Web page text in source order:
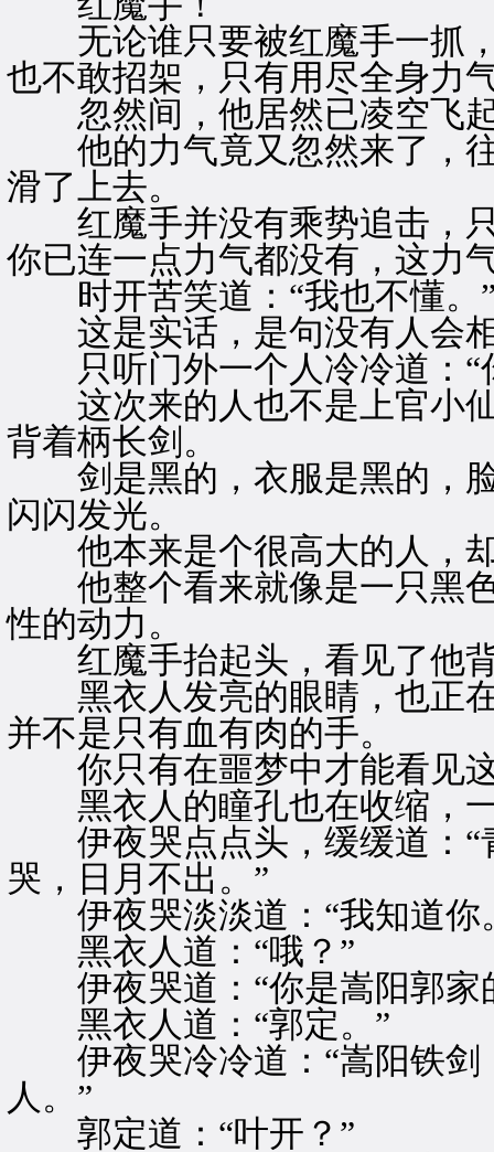
无论谁只要被红魔手一抓，
也不敢招架，只有用尽全身力
忽然间，他居然已凌空飞
他的力气竟又忽然来了，往
滑了上去。
红魔手并没有乘势追击，只
你已连一点力气都没有，这力
时开苦笑道：“我也不懂。
这是实话，是句没有人会
只听门外一个人冷冷道：“
这次来的人也不是上官小仙
背着柄长剑。
剑是黑的，衣服是黑的，脸
闪闪发光。
他本来是个很高大的人，
他整个看来就像是一只黑色
性的动力。
红魔手抬起头，看见了他背
黑衣人发亮的眼睛，也正
并不是只有血有肉的手。
你只有在噩梦中才能看见
黑衣人的瞳孔也在收缩，一
伊夜哭点点头，缓缓道：“
哭，日月不出。”
伊夜哭淡淡道：“我知道你
黑衣人道：“哦？”
伊夜哭道：“你是嵩阳郭家
黑衣人道：“郭定。”
伊夜哭冷冷道：“嵩阳铁剑
人。”
郭定道：“叶开？”